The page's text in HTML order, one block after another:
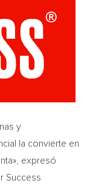
y
la convierte en
expresó
Success